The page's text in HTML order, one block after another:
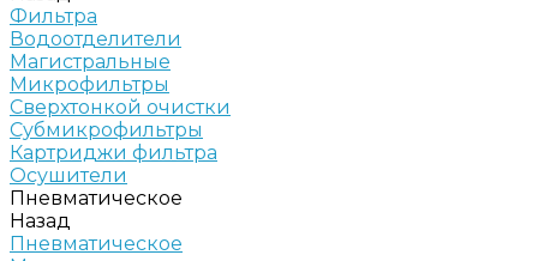
Фильтра
Водоотделители
Магистральные
Микрофильтры
Сверхтонкой очистки
Субмикрофильтры
Картриджи фильтра
Осушители
Пневматическое
Назад
Пневматическое